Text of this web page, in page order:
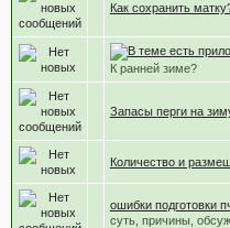
Как сохранить
К ранней зиме?
Запасы перги на
Количество и
ошибки подготовки
суть, причины,